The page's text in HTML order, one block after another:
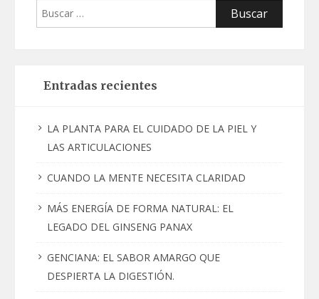
Buscar:
Entradas recientes
LA PLANTA PARA EL CUIDADO DE LA PIEL Y
LAS ARTICULACIONES
CUANDO LA MENTE NECESITA CLARIDAD
MÁS ENERGÍA DE FORMA NATURAL: EL
LEGADO DEL GINSENG PANAX
GENCIANA: EL SABOR AMARGO QUE
DESPIERTA LA DIGESTIÓN.